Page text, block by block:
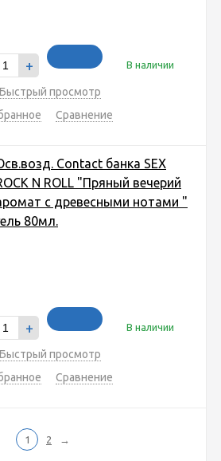
+ В наличии
Быстрый просмотр
Сравнение
Соntact банка SEX
N ROLL "Пряный вечерий
с древесными нотами "
80мл.
+ В наличии
Быстрый просмотр
Сравнение
1 2 →